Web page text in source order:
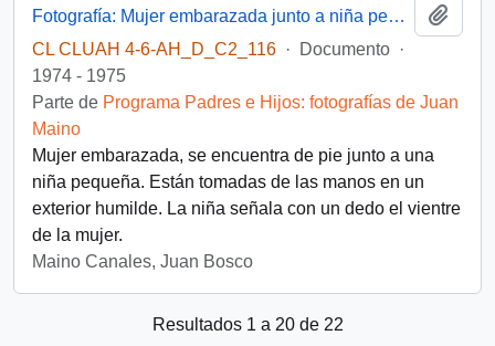
Fotografía: Mujer embarazada junto a niña pequeña
CL CLUAH 4-6-AH_D_C2_116 · Documento ·
1974 - 1975
Parte de Programa Padres e Hijos: fotografías de Juan
Maino
Mujer embarazada, se encuentra de pie junto a una
niña pequeña. Están tomadas de las manos en un
exterior humilde. La niña señala con un dedo el vientre
de la mujer.
Maino Canales, Juan Bosco
Resultados 1 a 20 de 22